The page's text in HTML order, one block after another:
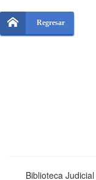
Regresar
Biblioteca Judicial